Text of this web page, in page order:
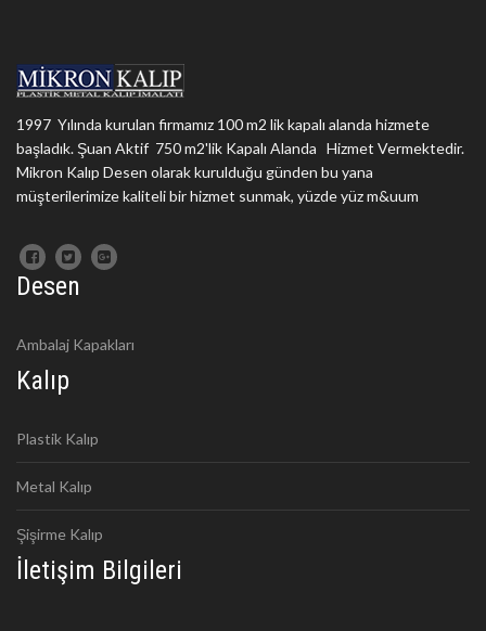
1997 Yılında kurulan firmamız 100 m2 lik kapalı alanda hizmete
başladık. Şuan Aktif 750 m2'lik Kapalı Alanda Hizmet Vermektedir.
Mikron Kalıp Desen olarak kurulduğu günden bu yana
müşterilerimize kaliteli bir hizmet sunmak, yüzde yüz m&uum
Desen
Ambalaj Kapakları
Kalıp
Plastik Kalıp
Metal Kalıp
Şişirme Kalıp
İletişim Bilgileri